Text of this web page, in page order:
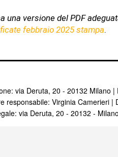
una versione del PDF
febbraio 2025 stampa.
via Deruta, 20 - 20132 Milano |
responsabile: Virginia Camerieri
via Deruta, 20 - 20132 -